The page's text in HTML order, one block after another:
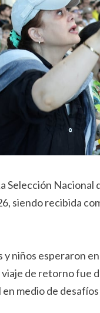
Selección
siendo recibida
niños esperaron
viaje de retorno fue
medio de